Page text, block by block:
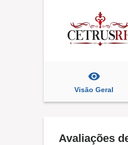
Visão Geral
Avaliações